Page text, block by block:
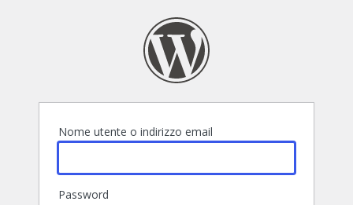
Nome utente o indirizzo email
Password